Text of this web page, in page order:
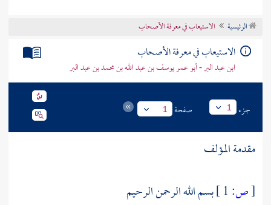
تراجم الأعلام
الرئيسية الاستيعاب في معرفة الأصحاب
الاستيعاب في معرفة الأصحاب
ابن عبد البر - أبو عمر يوسف بن عبد الله بن محمد بن عبد البر
جزء 1 صفحة 1
مقدمة المؤلف
[ص:
بسم الله الرحمن الرحيم